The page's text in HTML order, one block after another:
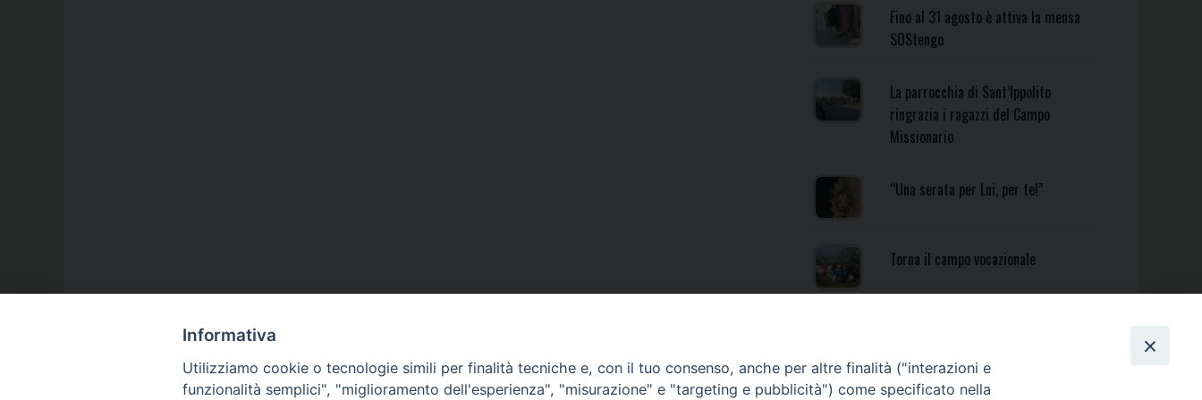
Fino al 31 agosto è attiva la mensa
SOStengo
La parrocchia di Sant’Ippolito
ringrazia i ragazzi del Campo
Missionario
“Una serata per Lui, per te!”
Torna il campo vocazionale
Informativa
Utilizziamo cookie o tecnologie simili per finalità tecniche e, con il tuo consenso, anche per altre finalità ("interazioni e
funzionalità semplici", "miglioramento dell'esperienza", "misurazione" e "targeting e pubblicità") come specificato nella